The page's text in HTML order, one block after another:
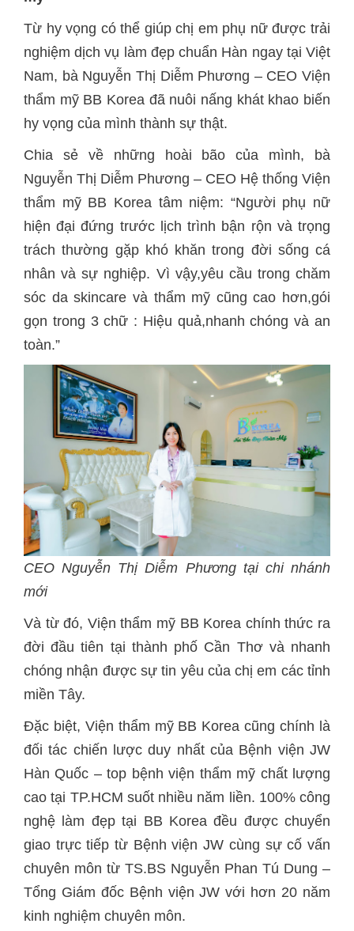
Từ hy vọng có thể giúp chị em phụ nữ được trải
nghiệm dịch vụ làm đẹp chuẩn Hàn ngay tại Việt
Nam, bà Nguyễn Thị Diễm Phương – CEO Viện
thẩm mỹ BB Korea đã nuôi nấng khát khao biến
hy vọng của mình thành sự thật.
Chia sẻ về những hoài bão của mình, bà
Nguyễn Thị Diễm Phương – CEO Hệ thống Viện
thẩm mỹ BB Korea tâm niệm: “Người phụ nữ
hiện đại đứng trước lịch trình bận rộn và trọng
trách thường gặp khó khăn trong đời sống cá
nhân và sự nghiệp. Vì vậy,yêu cầu trong chăm
sóc da skincare và thẩm mỹ cũng cao hơn,gói
gọn trong 3 chữ : Hiệu quả,nhanh chóng và an
toàn.”
CEO Nguyễn Thị Diễm Phương tại chi nhánh
mới
Và từ đó, Viện thẩm mỹ BB Korea chính thức ra
đời đầu tiên tại thành phố Cần Thơ và nhanh
chóng nhận được sự tin yêu của chị em các tỉnh
miền Tây.
Đặc biệt, Viện thẩm mỹ BB Korea cũng chính là
đối tác chiến lược duy nhất của Bệnh viện JW
Hàn Quốc – top bệnh viện thẩm mỹ chất lượng
cao tại TP.HCM suốt nhiều năm liền. 100% công
nghệ làm đẹp tại BB Korea đều được chuyển
giao trực tiếp từ Bệnh viện JW cùng sự cố vấn
chuyên môn từ TS.BS Nguyễn Phan Tú Dung –
Tổng Giám đốc Bệnh viện JW với hơn 20 năm
kinh nghiệm chuyên môn.